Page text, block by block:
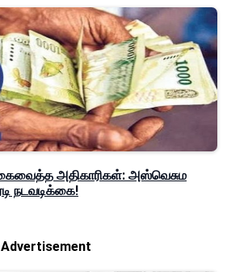
அதிகாரிகள்: அஸ்வெசும
நடவடிக்கை!
Advertisement